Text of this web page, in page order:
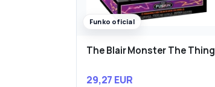
Funko oficial
The Blair Monster The Thing
29,27 EUR